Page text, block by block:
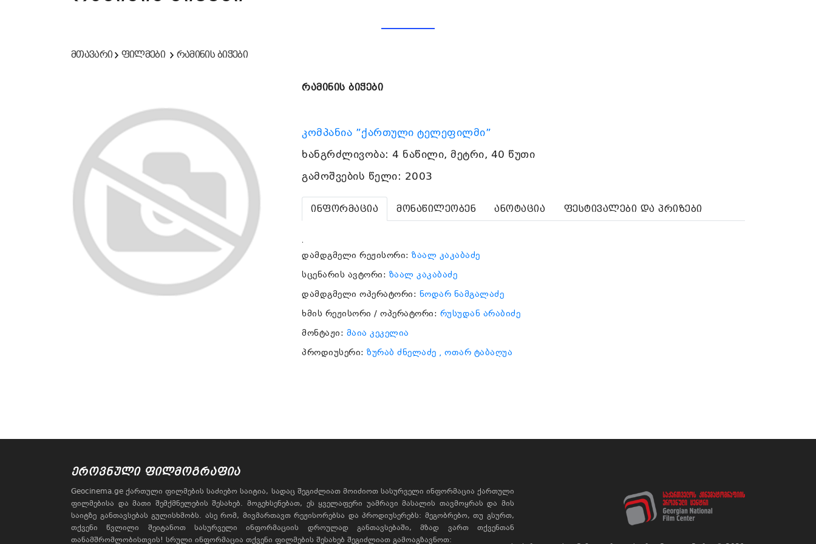
მთავარი ფილმები რამინის ბიჭები
რამინის ბიჭები
კომპანია ”ქართული ტელეფილმი”
ხანგრძლივობა: 4 ნაწილი, მეტრი, 40 წუთი
გამოშვების წელი: 2003
ინფორმაცია მონაწილეობენ ანოტაცია ფესტივალები და პრიზები
.
დამდგმელი რეჟისორი: ზაალ კაკაბაძე
სცენარის ავტორი: ზაალ კაკაბაძე
დამდგმელი ოპერატორი: ნოდარ ნამგალაძე
ხმის რეჟისორი / ოპერატორი: რუსუდან არაბიძე
მონტაჟი: მაია კეკელია
პროდიუსერი: ზურაბ ძნელაძე , ოთარ ტაბაღუა
ᲔᲠᲝᲕᲜᲣᲚᲘ ᲤᲘᲚᲛᲝᲒᲠᲐᲤᲘᲐ
Geocinema.ge ქართული ფილმების საძიებო საიტია, სადაც შეგიძლიათ მოიძიოთ სასურველი ინფორმაცია ქართული
ფილმებისა და მათი შემქმნელების შესახებ. მოგეხსენებათ, ეს ყველაფერი უამრავი მასალის თავმოყრას და მის
საიტზე განთავსებას გულისხმობს. ასე რომ, მივმართავთ რეჟისორებსა და პროდიუსერებს: მეგობრებო, თუ გსურთ,
თქვენი წვლილი შეიტანოთ სასურველი ინფორმაციის დროულად განთავსებაში, მზად ვართ თქვენთან
თანამშრომლობისთვის! სრული ინფორმაცია თქვენი ფილმების შესახებ შეგიძლიათ გამოაგზავნოთ: